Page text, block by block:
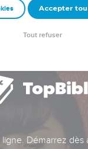
Démarrez
Accepter
Tout refuser